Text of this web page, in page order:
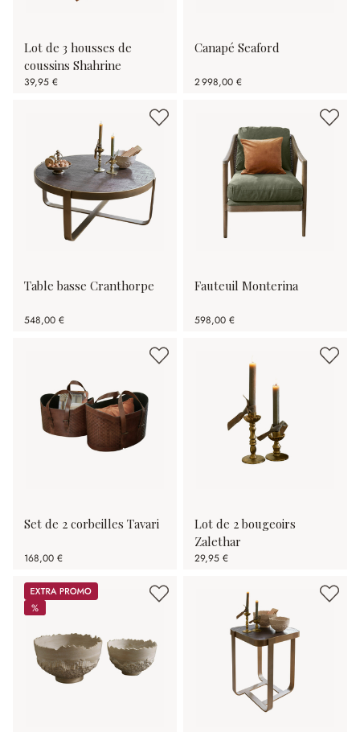
Lot de 3 housses de
coussins Shahrine
39,95 €
Canapé Seaford
2 998,00 €
Table basse Cranthorpe
548,00 €
Fauteuil Monterina
598,00 €
Set de 2 corbeilles Tavari
168,00 €
Lot de 2 bougeoirs
Zalethar
29,95 €
Promos
%
%